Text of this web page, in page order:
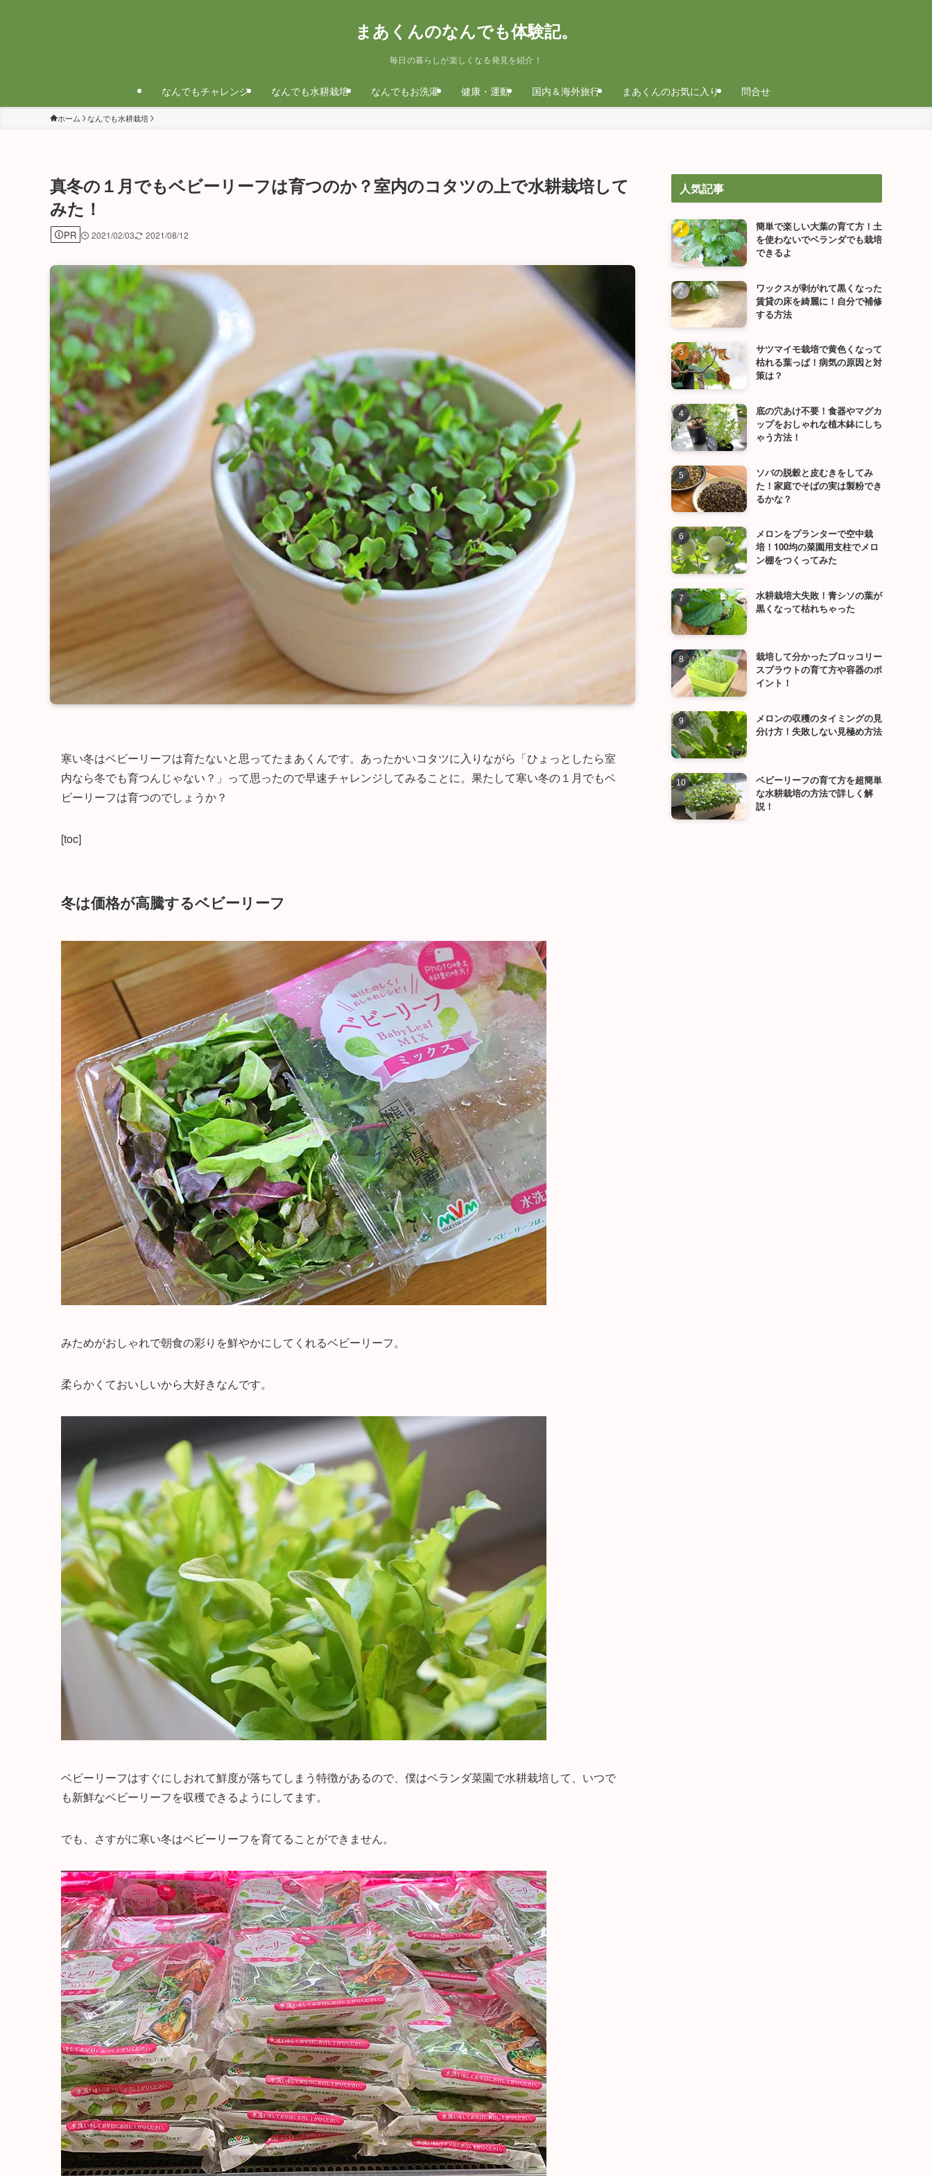
まあくんのなんでも体験記。
毎日の暮らしが楽しくなる発見を紹介！
なんでもチャレンジ なんでも水耕栽培 なんでもお洗濯 健康・運動 国内＆海外旅行 まあくんのお気に入り 問合せ
ホーム なんでも水耕栽培
真冬の１月でもベビーリーフは育つのか？室内のコタツの上で水耕栽培して
みた！
PR 2021/02/03 2021/08/12
寒い冬はベビーリーフは育たないと思ってたまあくんです。あったかいコタツに入りながら「ひょっとしたら室
内なら冬でも育つんじゃない？」って思ったので早速チャレンジしてみることに。果たして寒い冬の１月でもベ
ビーリーフは育つのでしょうか？
[toc]
冬は価格が高騰するベビーリーフ
みためがおしゃれで朝食の彩りを鮮やかにしてくれるベビーリーフ。
柔らかくておいしいから大好きなんです。
ベビーリーフはすぐにしおれて鮮度が落ちてしまう特徴があるので、僕はベランダ菜園で水耕栽培して、いつで
も新鮮なベビーリーフを収穫できるようにしてます。
でも、さすがに寒い冬はベビーリーフを育てることができません。
人気記事
簡単で楽しい大葉の育て方！土
を使わないでベランダでも栽培
できるよ
ワックスが剥がれて黒くなった
賃貸の床を綺麗に！自分で補修
する方法
サツマイモ栽培で黄色くなって
枯れる葉っぱ！病気の原因と対
策は？
底の穴あけ不要！食器やマグカ
ップをおしゃれな植木鉢にしち
ゃう方法！
ソバの脱穀と皮むきをしてみ
た！家庭でそばの実は製粉でき
るかな？
メロンをプランターで空中栽
培！100均の菜園用支柱でメロ
ン棚をつくってみた
水耕栽培大失敗！青シソの葉が
黒くなって枯れちゃった
栽培して分かったブロッコリー
スプラウトの育て方や容器のポ
イント！
メロンの収穫のタイミングの見
分け方！失敗しない見極め方法
ベビーリーフの育て方を超簡単
な水耕栽培の方法で詳しく解
説！